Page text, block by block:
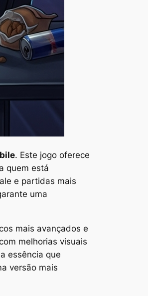
. Este jogo oferece
quem está
e partidas mais
uma
mais avançados e
melhorias visuais
essência que
versão mais